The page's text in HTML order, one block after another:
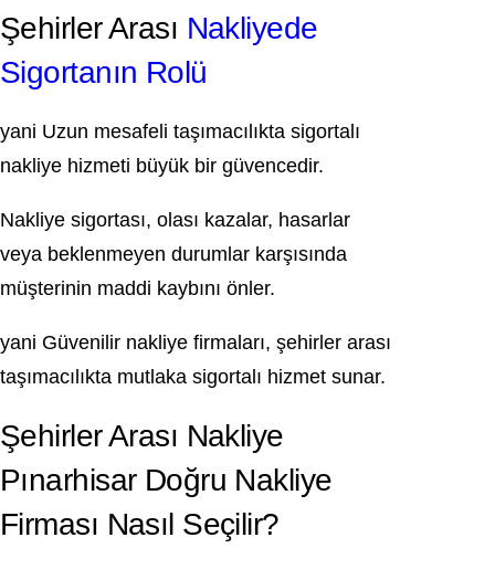
Şehirler Arası Nakliyede
Sigortanın Rolü
yani Uzun mesafeli taşımacılıkta sigortalı
nakliye hizmeti büyük bir güvencedir.
Nakliye sigortası, olası kazalar, hasarlar
veya beklenmeyen durumlar karşısında
müşterinin maddi kaybını önler.
yani Güvenilir nakliye firmaları, şehirler arası
taşımacılıkta mutlaka sigortalı hizmet sunar.
Şehirler Arası Nakliye
Pınarhisar Doğru Nakliye
Firması Nasıl Seçilir?